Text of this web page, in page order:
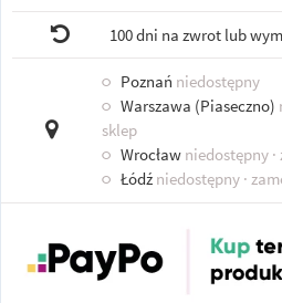
100 dni na zwrot lub
○ Poznań niedostępny
○ Warszawa (Piaseczno)
sklep
○ Wrocław niedostępny
○ Łódź niedostępny ·